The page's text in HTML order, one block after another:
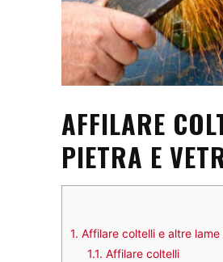
AFFILARE
PIETRA E
1. Affilare coltelli e altre
1.1. Affilare coltelli